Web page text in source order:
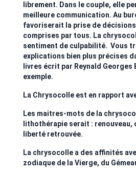
librement. Dans le couple, elle
meilleure communication. Au
favoriserait la prise de
comprises par tous. La
sentiment de culpabilité. Vous
explications bien plus précises
livres écrit par Reynald Georges
exemple.
La Chrysocolle est en rapport
Les maitres-mots de la
lithothérapie serait :
liberté retrouvée.
La chrysocolle a des affinités
zodiaque de la Vierge, du